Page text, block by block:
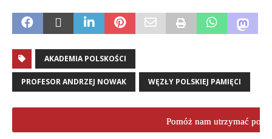
AKADEMIA POLSKOŚCI
PROFESOR ANDRZEJ NOWAK WĘZŁY POLSKIEJ PAMIĘCI
Pomóż nam utrzymać